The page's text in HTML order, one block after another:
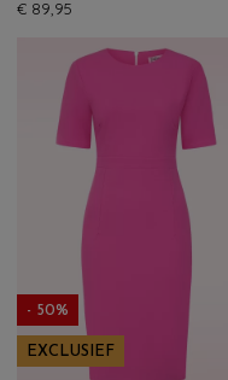
€ 89,95
- 50%
EXCLUSIEF